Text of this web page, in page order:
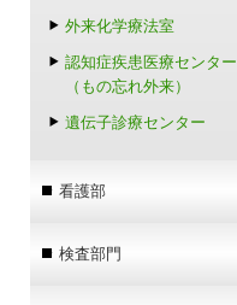
外来化学療法室
認知症疾患医療センター
（もの忘れ外来）
遺伝子診療センター
看護部
検査部門